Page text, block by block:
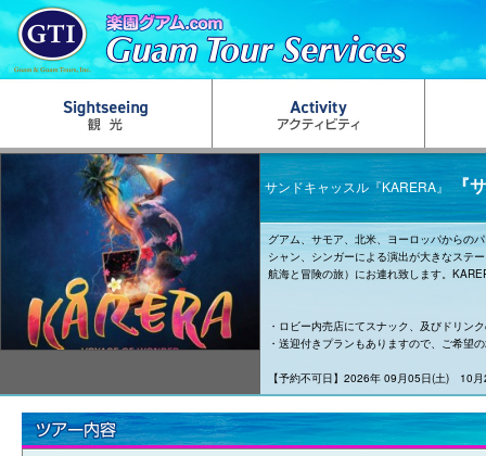
サンドキャッスル『KARERA』 『
グアム、サモア、北米、ヨーロッパからの
シャン、シンガーによる演出が大きなステ
航海と冒険の旅）にお連れ致します。
・ロビー内売店にてスナック、及びドリン
・送迎付きプランもありますので、ご希望
【予約不可日】2026年 09月05日(土) 10